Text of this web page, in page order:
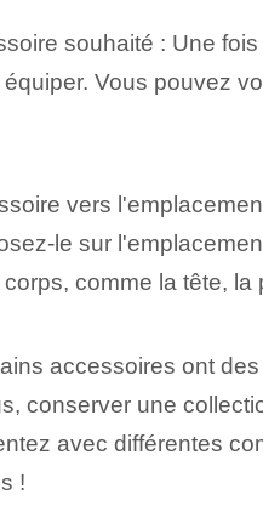
souhaité :‌ Une
Vous pouvez
vers
le sur
comme la tête, la
accessoires ont
conserver une
avec⁢ différentes⁢
!